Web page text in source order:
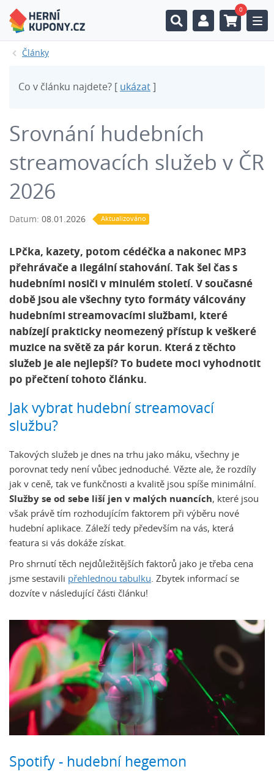
0
Články
Co v článku najdete? [ ukázat
Srovnání hudebních
streamovacích služeb v ČR
2026
Datum: 08.01.2026 Aktualizováno
LPčka, kazety, potom cédéčka a nakonec MP3
přehrávače a ilegální stahování. Tak šel čas s
hudebními nosiči v minulém století. V současné
době jsou ale všechny tyto formáty válcovány
hudebními streamovacími službami, které
nabízejí prakticky neomezený přístup k veškeré
muzice na světě za pár korun. Která z těchto
služeb je ale nejlepší? To budete moci vyhodnotit
po přečtení tohoto článku.
Jak vybrat hudební streamovací
službu?
Takových služeb je dnes na trhu jako máku, všechny je
porovnat tedy není vůbec jednoduché. Vězte ale, že rozdíly
jak v ceně, tak ve funkčnosti a kvalitě jsou spíše minimální.
Služby se od sebe liší jen v malých nuancích, které jsou
však právě tím rozhodujícím faktorem při výběru nové
hudební aplikace. Záleží tedy především na vás, která
featura si vás dokáže získat.
Pro shrnutí těch nejdůležitějších faktorů jako je třeba cena
jsme sestavili přehlednou tabulku. Zbytek informací se
dozvíte v následující části článku!
Spotify - hudební hegemon